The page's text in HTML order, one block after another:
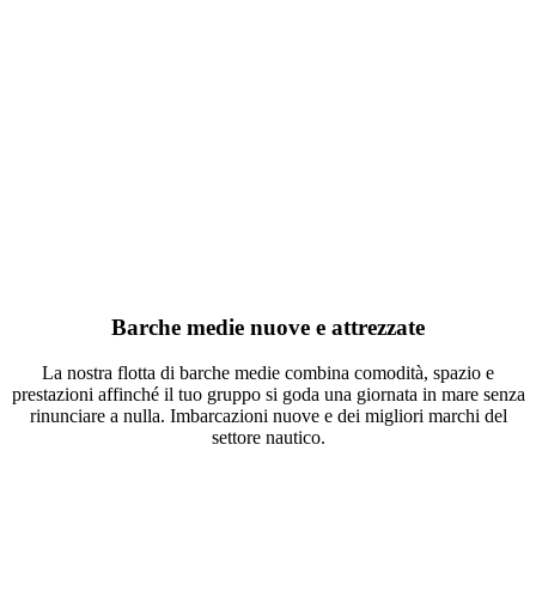
Barche medie nuove e attrezzate
La nostra flotta di barche medie combina comodità, spazio e
prestazioni affinché il tuo gruppo si goda una giornata in mare senza
rinunciare a nulla. Imbarcazioni nuove e dei migliori marchi del
settore nautico.